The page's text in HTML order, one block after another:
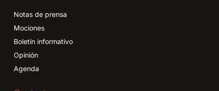
Notas de prensa
Mociones
Boletín informativo
Opinión
Agenda